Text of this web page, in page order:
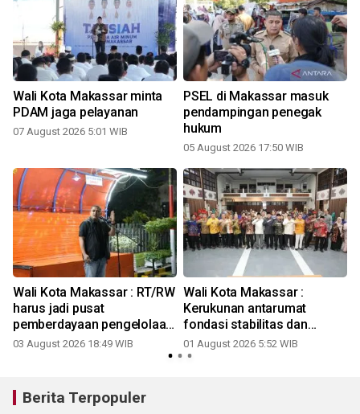
Wali Kota Makassar minta
PDAM jaga pelayanan
07 August 2026 5:01 WIB
PSEL di Makassar masuk
pendampingan penegak
hukum
05 August 2026 17:50 WIB
Wali Kota Makassar : RT/RW
harus jadi pusat
pemberdayaan pengelolaan
sampah
03 August 2026 18:49 WIB
Wali Kota Makassar :
Kerukunan antarumat
fondasi stabilitas dan
pertumbuhan kota
01 August 2026 5:52 WIB
Berita Terpopuler